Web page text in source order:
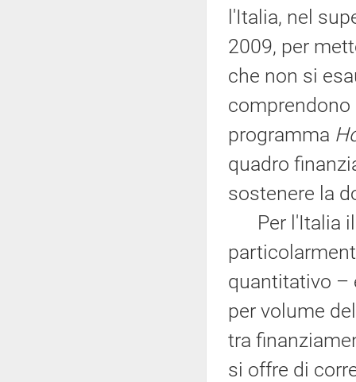
l'Italia, nel
2009, per
che non si
programma
quadro
sostenere la
Per l'Italia
quantitativo –
per volume
tra
si offre di